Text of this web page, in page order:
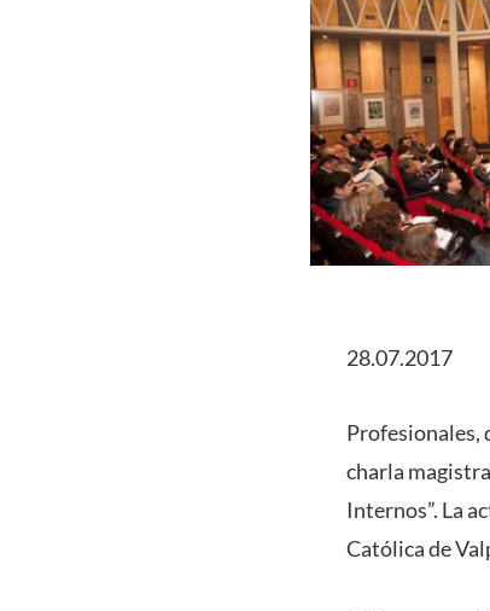
28.07.2017
Profesionales,
charla
Internos”. La
Católica de